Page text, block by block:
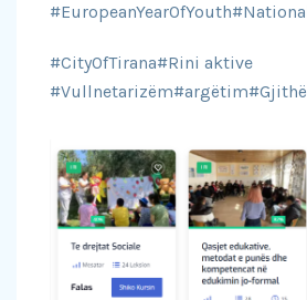
#CityOfTirana#Rini aktive